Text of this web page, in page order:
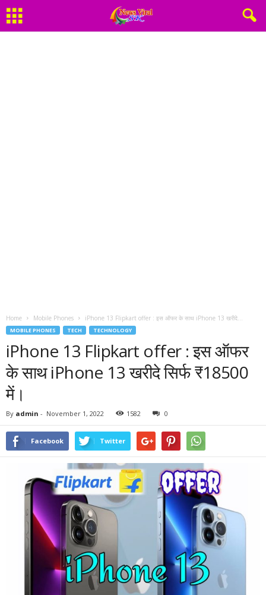
Home Mobile Phones iPhone 13 Flipkart offer : इस ऑफर के साथ iPhone 13 खरीदे...
MOBILE PHONES TECH TECHNOLOGY
iPhone 13 Flipkart offer : इस ऑफर
के साथ iPhone 13 खरीदे सिर्फ ₹18500
में।
By admin - November 1, 2022 1582 0
Facebook Twitter